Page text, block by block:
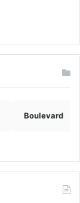
Boulevard